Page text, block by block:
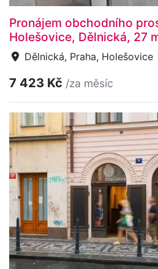
Pronájem obchodního
Holešovice, Dělnická, 27
Dělnická, Praha, Holešovice
7 423 Kč /za měsíc